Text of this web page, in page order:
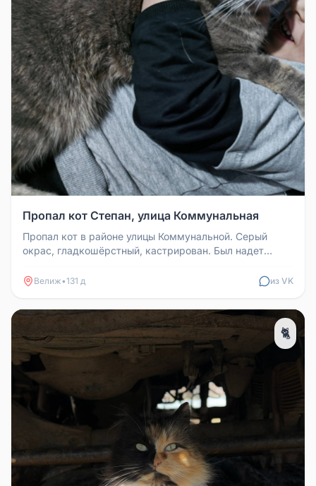
Пропал кот Степан, улица Коммунальная
Пропал кот в районе улицы Коммунальной. Серый
окрас, гладкошёрстный, кастрирован. Был надет
Велиж•131 д из VK
🐈